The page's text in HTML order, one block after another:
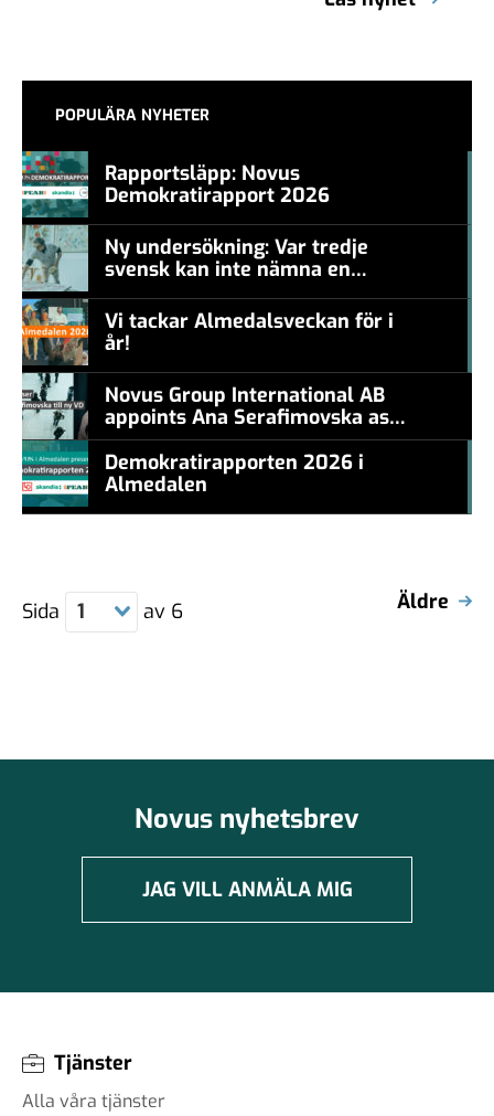
POPULÄRA NYHETER
Rapportsläpp: Novus
Demokratirapport 2026
Ny undersökning: Var tredje
svensk kan inte nämna en
Vi tackar Almedalsveckan för i
år!
Novus Group International AB
appoints Ana Serafimovska as
new CEO
Demokratirapporten 2026 i
Almedalen
Sida 1 av 6 Äldre
Novus nyhetsbrev
JAG VILL ANMÄLA MIG
Tjänster
Alla våra tjänster